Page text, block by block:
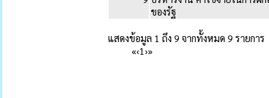
ของรัฐ
แสดงข้อมูล 1 ถึง 9 จากทั้งหมด 9 รายการ
«‹1›»